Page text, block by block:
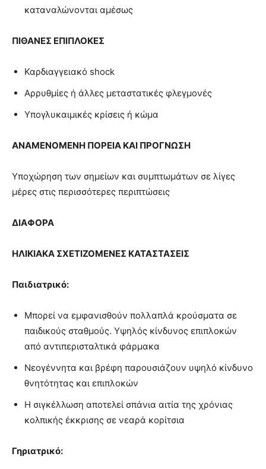
καταναλώνονται αμέσως
ΠΙΘΑΝΕΣ ΕΠΙΠΛΟΚΕΣ
Καρδιαγγειακό shock
Αρρυθμίες ή άλλες μεταστατικές φλεγμονές
Υπογλυκαιμικές κρίσεις ή κώμα
ΑΝΑΜΕΝΟΜΕΝΗ ΠΟΡΕΙΑ ΚΑΙ ΠΡΟΓΝΩΣΗ
Υποχώρηση των σημείων και συμπτωμάτων σε λίγες
μέρες στις περισσότερες περιπτώσεις
ΔΙΑΦΟΡΑ
ΗΛΙΚΙΑΚΑ ΣΧΕΤΙΖΟΜΕΝΕΣ ΚΑΤΑΣΤΑΣΕΙΣ
Παιδιατρικό:
Μπορεί να εμφανισθούν πολλαπλά κρούσματα σε
παιδικούς σταθμούς. Υψηλός κίνδυνος επιπλοκών
από αντιπερισταλτικά φάρμακα
Νεογέννητα και βρέφη παρουσιάζουν υψηλό κίνδυνο
θνητότητας και επιπλοκών
Η σιγκέλλωση αποτελεί σπάνια αιτία της χρόνιας
κολπικής έκκρισης σε νεαρά κορίτσια
Γηριατρικό: